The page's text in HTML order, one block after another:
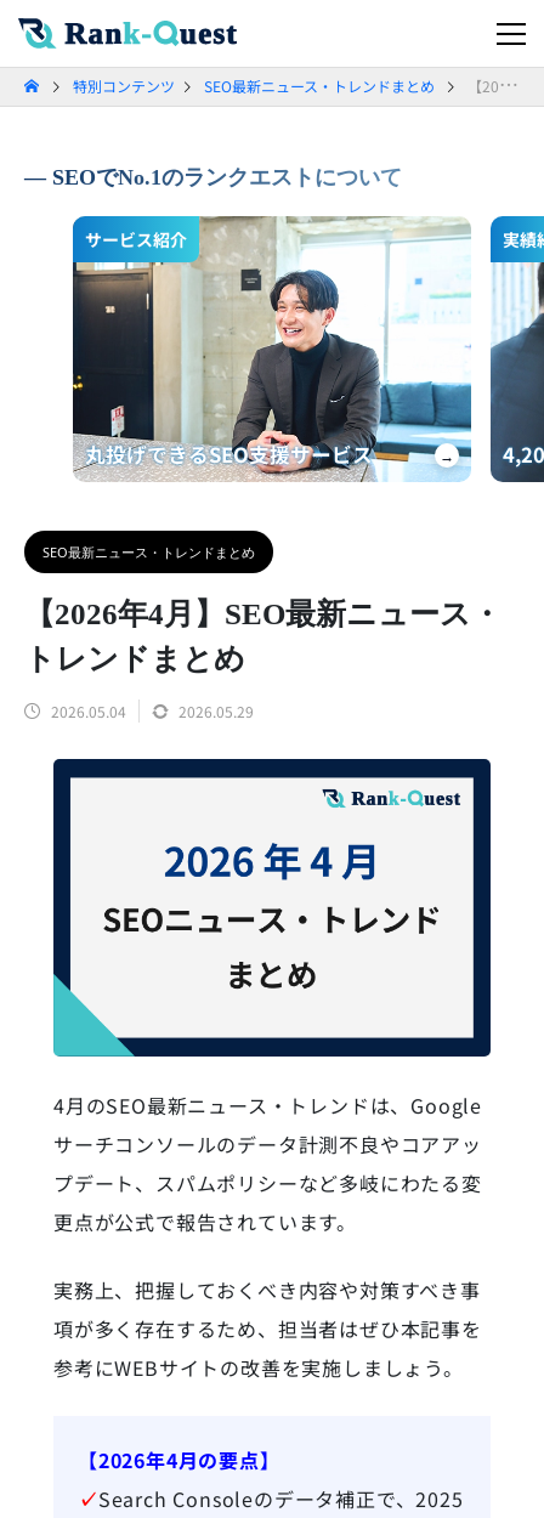
特別コンテンツ SEO最新ニュース・トレンドまとめ 【2026年4月】SEO最新ニュース・トレンドまとめ
SEOでNo.1のランクエストについて
サービス紹介
丸投げできるSEO支援サービス →
実績
SEO最新ニュース・トレンドまとめ
【2026年4月】SEO最新ニュース・
トレンドまとめ
2026.05.04 2026.05.29
4月のSEO最新ニュース・トレンドは、Google
サーチコンソールのデータ計測不良やコアアッ
プデート、スパムポリシーなど多岐にわたる変
更点が公式で報告されています。
実務上、把握しておくべき内容や対策すべき事
項が多く存在するため、担当者はぜひ本記事を
参考にWEBサイトの改善を実施しましょう。
【2026年4月の要点】
✓Search Consoleのデータ補正で、2025